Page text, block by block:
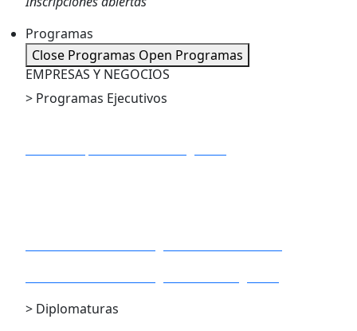
Programas
Close Programas Open Programas
EMPRESAS Y NEGOCIOS
> Programas Ejecutivos
> Diplomaturas